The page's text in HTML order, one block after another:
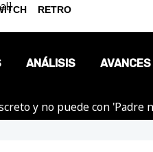
ANÁLISIS AVANCES
y no puede con 'Padre
RETRO